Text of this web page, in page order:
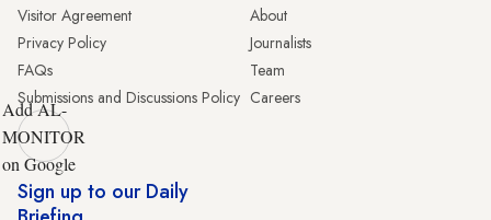
Visitor Agreement
Privacy Policy
FAQs
Submissions and Discussions Policy
About
Journalists
Team
Careers
Add AL-
MONITOR
on Google
Sign up to our Daily